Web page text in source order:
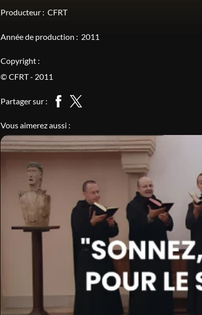
Producteur : CFRT
Année de production : 2011
Copyright :
© CFRT - 2011
Partager sur :
Vous aimerez aussi :